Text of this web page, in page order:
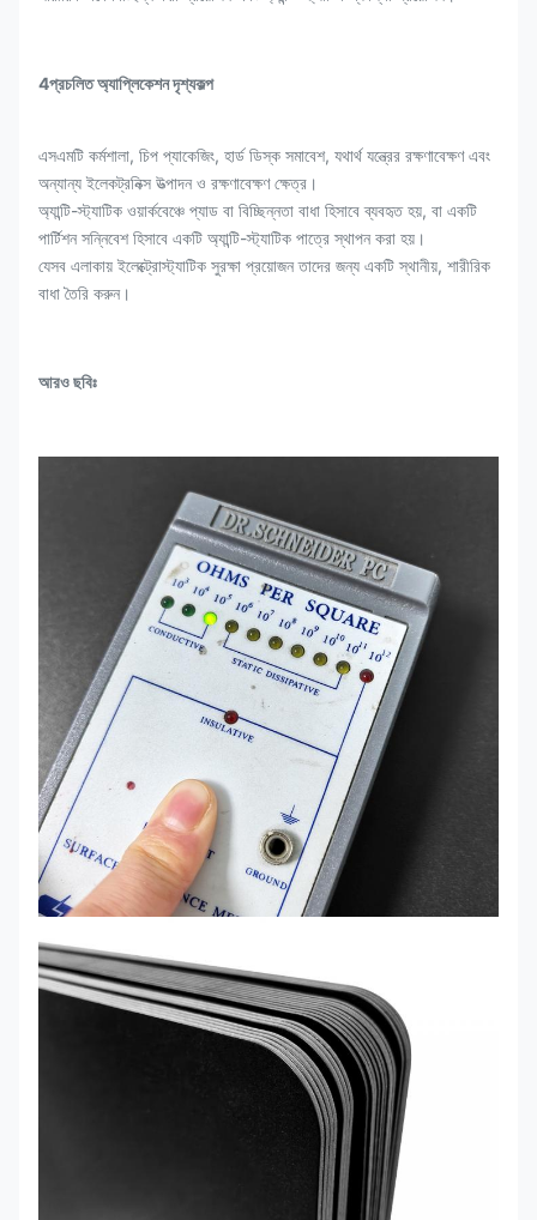
4প্রচলিত অ্যাপ্লিকেশন দৃশ্যকল্প
এসএমটি কর্মশালা, চিপ প্যাকেজিং, হার্ড ডিস্ক সমাবেশ, যথার্থ যন্ত্রের রক্ষণাবেক্ষণ এবং
অন্যান্য ইলেকট্রনিক্স উত্পাদন ও রক্ষণাবেক্ষণ ক্ষেত্র।
অ্যান্টি-স্ট্যাটিক ওয়ার্কবেঞ্চে প্যাড বা বিচ্ছিন্নতা বাধা হিসাবে ব্যবহৃত হয়, বা একটি
পার্টিশন সন্নিবেশ হিসাবে একটি অ্যান্টি-স্ট্যাটিক পাত্রে স্থাপন করা হয়।
যেসব এলাকায় ইলেক্ট্রোস্ট্যাটিক সুরক্ষা প্রয়োজন তাদের জন্য একটি স্থানীয়, শারীরিক
বাধা তৈরি করুন।
আরও ছবিঃ